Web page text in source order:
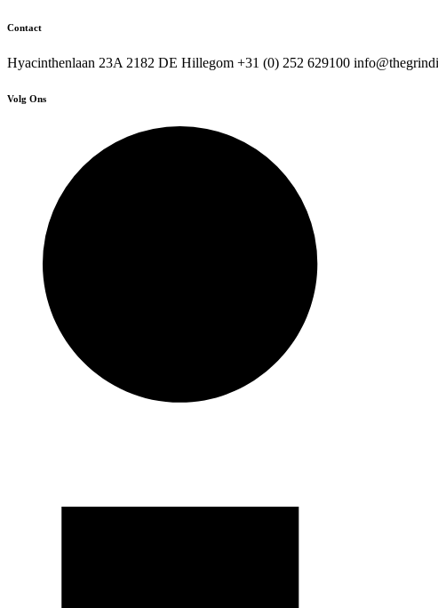
Contact
Hyacinthenlaan 23A 2182 DE Hillegom +31 (0) 252 629100
Volg Ons